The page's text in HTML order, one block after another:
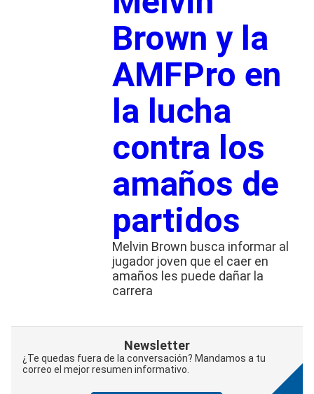
Brown y la
AMFPro en
la lucha
contra los
amaños de
partidos
Melvin Brown busca informar al
jugador joven que el caer en
amaños les puede dañar la
carrera
Newsletter
¿Te quedas fuera de la conversación? Mandamos a tu
correo el mejor resumen informativo.